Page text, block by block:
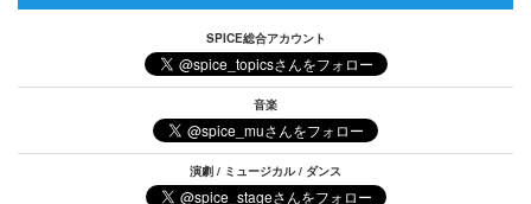
SPICE総合アカウント
音楽
演劇 / ミュージカル / ダンス